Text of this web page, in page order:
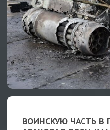
ВОИНСКУЮ ЧАСТЬ В